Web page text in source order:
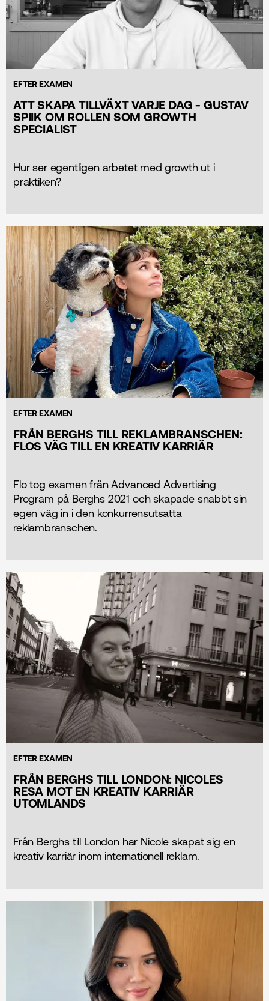
EFTER EXAMEN
ATT SKAPA TILLVÄXT VARJE DAG - GUSTAV
SPIIK OM ROLLEN SOM GROWTH
SPECIALIST
Hur ser egentligen arbetet med growth ut i
praktiken?
EFTER EXAMEN
FRÅN BERGHS TILL REKLAMBRANSCHEN:
FLOS VÄG TILL EN KREATIV KARRIÄR
Flo tog examen från Advanced Advertising
Program på Berghs 2021 och skapade snabbt sin
egen väg in i den konkurrensutsatta
reklambranschen.
EFTER EXAMEN
FRÅN BERGHS TILL LONDON: NICOLES
RESA MOT EN KREATIV KARRIÄR
UTOMLANDS
Från Berghs till London har Nicole skapat sig en
kreativ karriär inom internationell reklam.